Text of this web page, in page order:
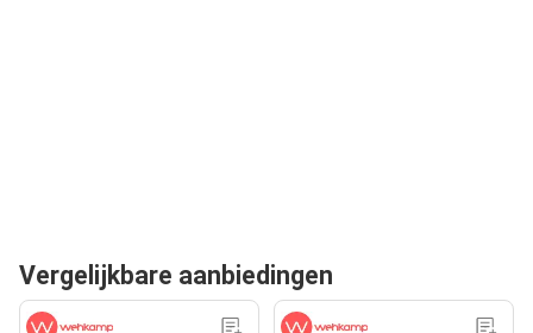
Vergelijkbare aanbiedingen